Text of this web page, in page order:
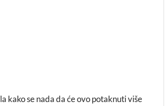
kako se nada da će ovo potaknuti više